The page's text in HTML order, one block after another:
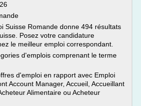
Suisse Romande donne 494 résultats
Posez votre candidature
le meilleur emploi correspondant.
d'emplois comprenant le terme
d'emploi en rapport avec Emploi
Account Manager, Accueil, Accueillant
Alimentaire ou Acheteur